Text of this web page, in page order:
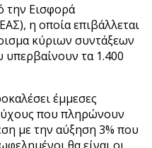
την Εισφορά
η οποία επιβάλλεται
κύριων συντάξεων
υπερβαίνουν τα 1.400
έμμεσες
που πληρώνουν
με την αύξηση 3% που
θα είναι οι